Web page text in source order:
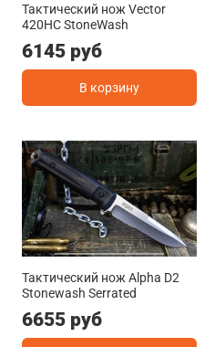
Тактический нож Vector
420HC StoneWash
6145 руб
В корзину
Тактический нож Alpha D2
Stonewash Serrated
6655 руб